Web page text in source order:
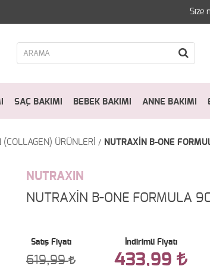
Size
SAÇ BAKIMI BEBEK BAKIMI ANNE BAKIMI
(COLLAGEN) ÜRÜNLERİ NUTRAXİN B-ONE
NUTRAXIN
NUTRAXİN B-ONE FORMULA
Satış Fiyatı
619,99
İndirimli Fiyatı
433,99